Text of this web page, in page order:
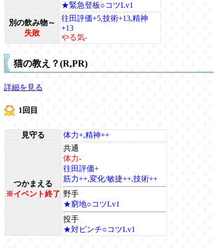
★緊急登板○コツLv1
別の飲み物～
失敗
往田評価+5,技術+13,精神
+13
やる気-
猫の教え？(R,PR)
詳細を見る
1回目
見守る 体力+,精神++
つかまえる
※イベント終了
共通
体力-
往田評価+
筋力++,変化/敏捷++,技術++
野手
★窮地○コツLv1
投手
★対ピンチ○コツLv1